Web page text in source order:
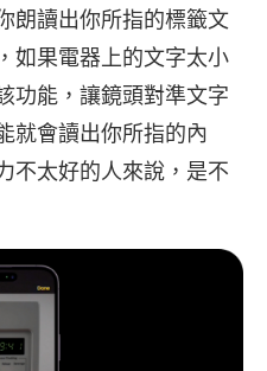
朗讀出你所指的標籤文
如果電器上的文字太小
功能，讓鏡頭對準文字
就會讀出你所指的內
不太好的人來說，是不